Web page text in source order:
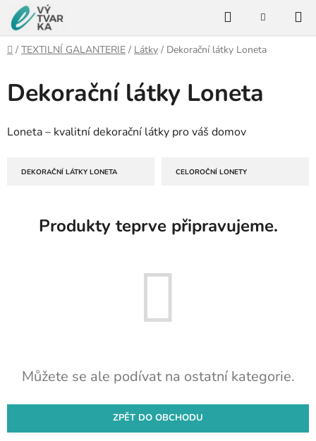
Přejít
na
obsah
HledatNÁKUPNÍ
Domů
/ TEXTILNÍ GALANTERIE / Látky / Dekorační látky Loneta
Dekorační látky Loneta
Loneta – kvalitní dekorační látky pro váš domov
DEKORAČNÍ LÁTKY LONETA CELOROČNÍ LONETY
Produkty teprve připravujeme.
Můžete se ale podívat na ostatní kategorie.
ZPĚT DO OBCHODU